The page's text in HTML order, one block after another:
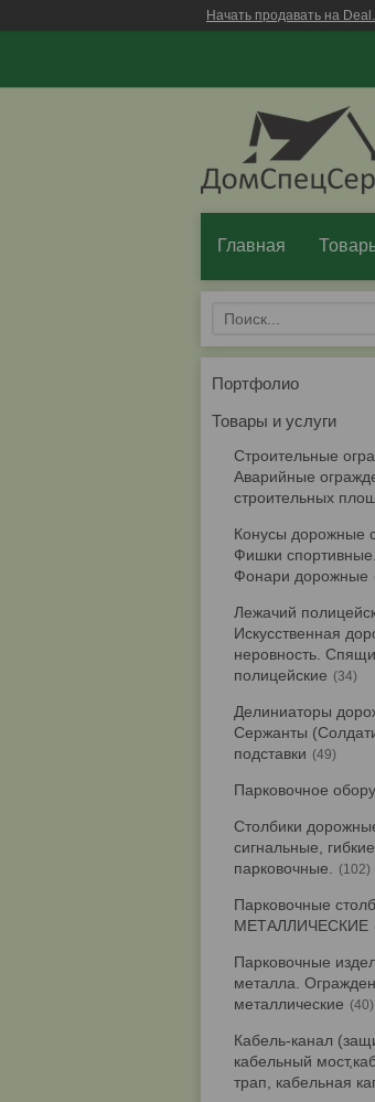
Начать продавать на
Главная
Портфолио
Товары и услуги
Строительные
Аварийные
строительных
Конусы дорожные
Фишки
Фонари дорожные
Лежачий
Искусственная
неровность.
полицейские
34
Делиниаторы
Сержанты
подставки
49
Парковочное
Столбики
сигнальные, гибкие,
парковочные.
102
Парковочные
МЕТАЛЛИЧЕСКИЕ
Парковочные
металла.
металлические
40
Кабель-канал
кабельный
трап, кабельная